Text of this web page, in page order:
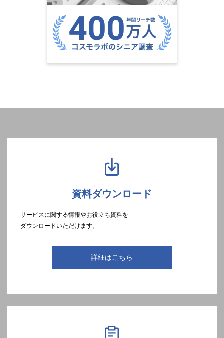
資料ダウンロード
サービスに関する情報やお役立ち資料を
ダウンロードいただけます。
詳細はこちら